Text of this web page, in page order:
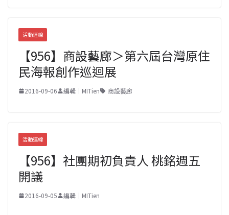
活動連線
【956】商設藝廊＞第六屆台灣原住
民海報創作巡迴展
2016-09-06 編輯｜MITien 商設藝廊
活動連線
【956】社團期初負責人 桃銘週五
開議
2016-09-05 編輯｜MITien